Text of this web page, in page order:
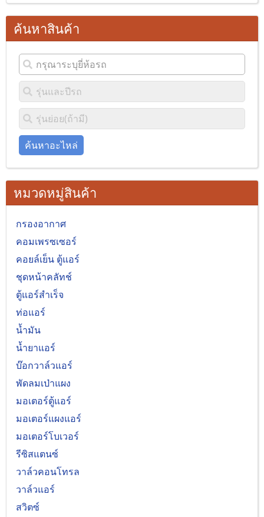
ค้นหาสินค้า
ค้นหาอะไหล่
หมวดหมู่สินค้า
กรองอากาศ
คอมเพรซเซอร์
คอยล์เย็น ตู้แอร์
ชุดหน้าคลัทช์
ตู้แอร์สำเร็จ
ท่อแอร์
น้ำมัน
น้ำยาแอร์
บ๊อกวาล์วแอร์
พัดลมเป่าแผง
มอเตอร์ตู้แอร์
มอเตอร์แผงแอร์
มอเตอร์โบเวอร์
รีซิสแตนซ์
วาล์วคอนโทรล
วาล์วแอร์
สวิตซ์